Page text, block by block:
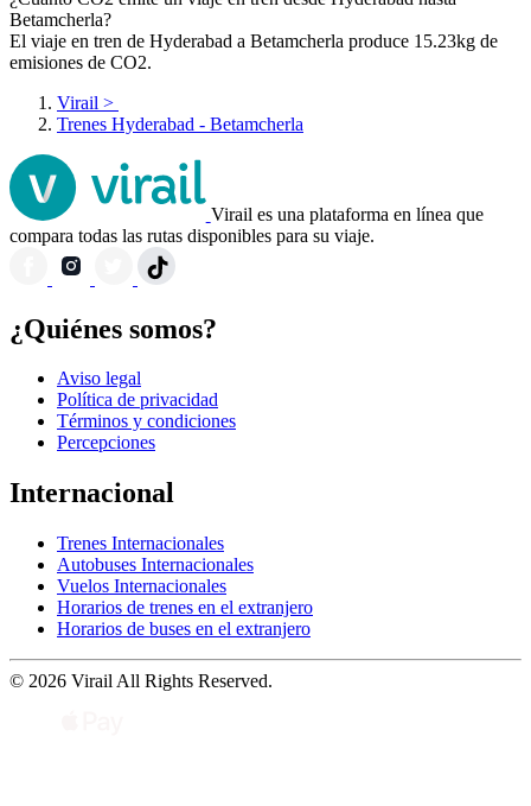
Betamcherla?
El viaje en tren de Hyderabad a Betamcherla produce 15.23kg de
emisiones de CO2.
Virail >
Trenes Hyderabad - Betamcherla
Virail es una plataforma en línea que
compara todas las rutas disponibles para su viaje.
¿Quiénes somos?
Aviso legal
Política de privacidad
Términos y condiciones
Percepciones
Internacional
Trenes Internacionales
Autobuses Internacionales
Vuelos Internacionales
Horarios de trenes en el extranjero
Horarios de buses en el extranjero
© 2026 Virail All Rights Reserved.